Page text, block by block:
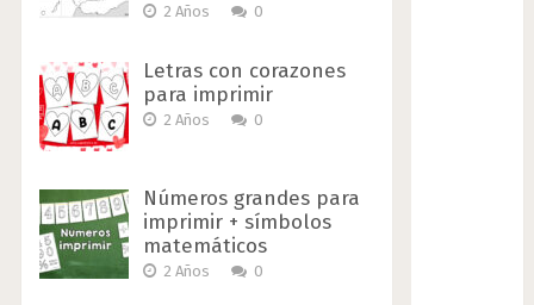
2 Años 0
Letras con corazones
para imprimir
2 Años 0
Números grandes para
imprimir + símbolos
matemáticos
2 Años 0